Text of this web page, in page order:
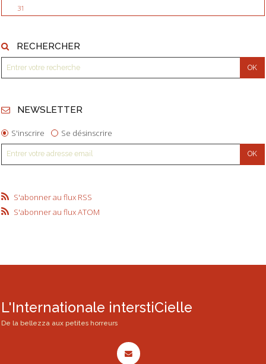
31
RECHERCHER
NEWSLETTER
S'inscrire Se désinscrire
S'abonner au flux RSS
S'abonner au flux ATOM
L'Internationale interstiCielle
De la bellezza aux petites horreurs